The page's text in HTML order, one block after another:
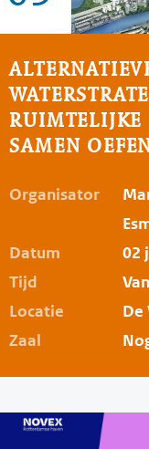
RUIMTELIJKE
SAMEN
Organisator
Datum
02
Tijd
Locatie
De
Zaal